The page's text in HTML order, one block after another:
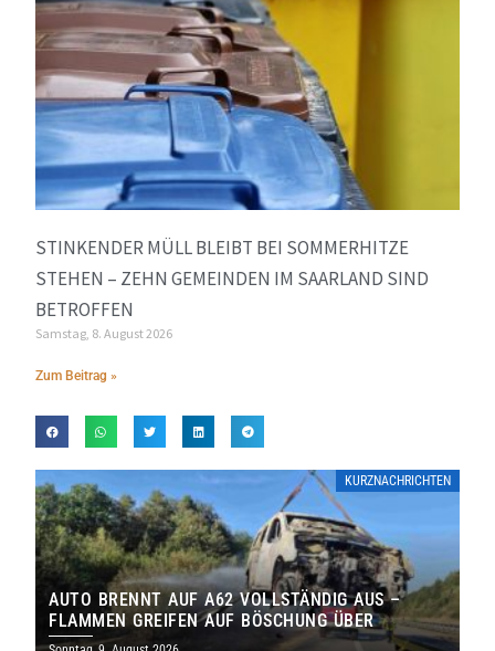
STINKENDER MÜLL BLEIBT BEI SOMMERHITZE
STEHEN – ZEHN GEMEINDEN IM SAARLAND SIND
BETROFFEN
Samstag, 8. August 2026
Zum Beitrag »
KURZNACHRICHTEN
AUTO BRENNT AUF A62 VOLLSTÄNDIG AUS –
FLAMMEN GREIFEN AUF BÖSCHUNG ÜBER